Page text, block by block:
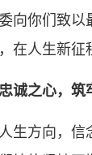
向你们致
在人生新征
诚之心，筑
生方向，信